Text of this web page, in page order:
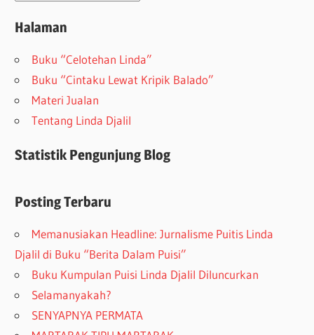
Halaman
Buku “Celotehan Linda”
Buku “Cintaku Lewat Kripik Balado”
Materi Jualan
Tentang Linda Djalil
Statistik Pengunjung Blog
Posting Terbaru
Memanusiakan Headline: Jurnalisme Puitis Linda
Djalil di Buku “Berita Dalam Puisi”
Buku Kumpulan Puisi Linda Djalil Diluncurkan
Selamanyakah?
SENYAPNYA PERMATA